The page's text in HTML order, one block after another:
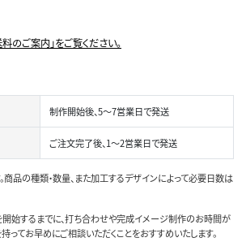
のご案内」をご覧ください。
制作開始後、5～7営業日で発送
ご注文完了後、1～2営業日で発送
品の種類・数量、また加工するデザインによって必要日数は
始するまでに、打ち合わせや完成イメージ制作のお時間が
ってお早めにご相談いただくことをおすすめいたします。